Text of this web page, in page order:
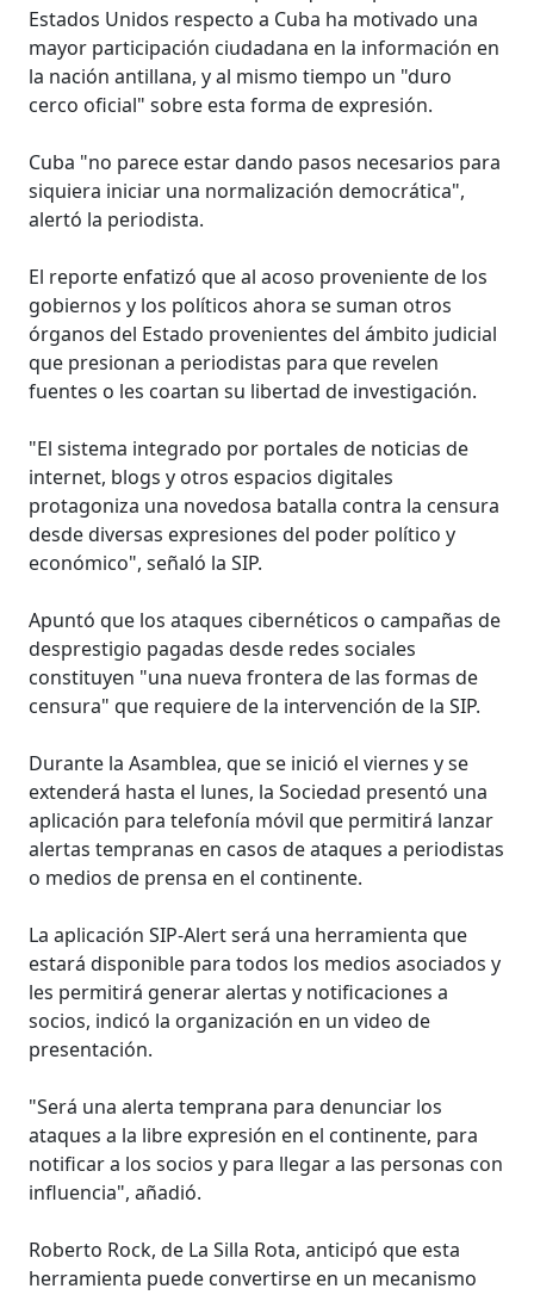
Estados Unidos respecto a Cuba ha motivado una
mayor participación ciudadana en la información en
la nación antillana, y al mismo tiempo un "duro
cerco oficial" sobre esta forma de expresión.
Cuba "no parece estar dando pasos necesarios para
siquiera iniciar una normalización democrática",
alertó la periodista.
El reporte enfatizó que al acoso proveniente de los
gobiernos y los políticos ahora se suman otros
órganos del Estado provenientes del ámbito judicial
que presionan a periodistas para que revelen
fuentes o les coartan su libertad de investigación.
"El sistema integrado por portales de noticias de
internet, blogs y otros espacios digitales
protagoniza una novedosa batalla contra la censura
desde diversas expresiones del poder político y
económico", señaló la SIP.
Apuntó que los ataques cibernéticos o campañas de
desprestigio pagadas desde redes sociales
constituyen "una nueva frontera de las formas de
censura" que requiere de la intervención de la SIP.
Durante la Asamblea, que se inició el viernes y se
extenderá hasta el lunes, la Sociedad presentó una
aplicación para telefonía móvil que permitirá lanzar
alertas tempranas en casos de ataques a periodistas
o medios de prensa en el continente.
La aplicación SIP-Alert será una herramienta que
estará disponible para todos los medios asociados y
les permitirá generar alertas y notificaciones a
socios, indicó la organización en un video de
presentación.
"Será una alerta temprana para denunciar los
ataques a la libre expresión en el continente, para
notificar a los socios y para llegar a las personas con
influencia", añadió.
Roberto Rock, de La Silla Rota, anticipó que esta
herramienta puede convertirse en un mecanismo